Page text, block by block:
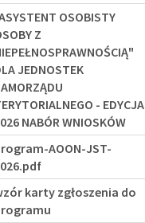
OSOBISTY
Z
JEDNOSTEK
- EDYCJA
NABÓR WNIOSKÓW
AOON-JST-
karty zgłoszenia do